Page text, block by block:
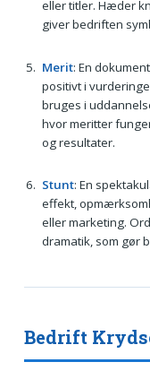
eller titler. Hæder
giver bedriften
Merit: En
positivt i
bruges i
hvor meritter
og resultater.
Stunt: En
effekt,
eller marketing.
dramatik, som gør
Bedrift